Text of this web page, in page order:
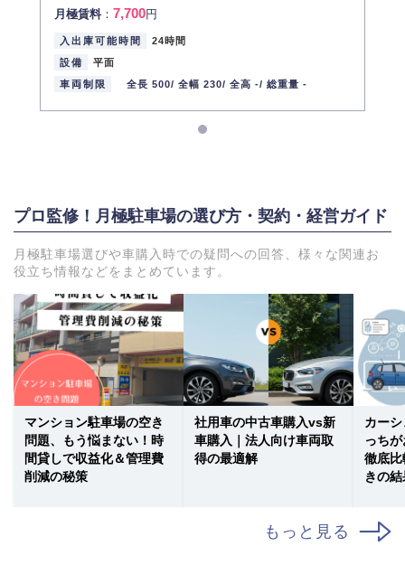
月極賃料： 7,700円
入出庫可能時間
24時間
設備
平面
車両制限
全長 500/ 全幅 230/ 全高 -/ 総重量 -
プロ監修！月極駐車場の選び方・契約・経営ガイド
月極駐車場選びや車購入時での疑問への回答、様々な関連お
役立ち情報などをまとめています。
マンション駐車場の空き
問題、もう悩まない！時
間貸しで収益化＆管理費
削減の秘策
社用車の中古車購入vs新
車購入｜法人向け車両取
得の最適解
カー
っち
徹底
きの
もっと見る